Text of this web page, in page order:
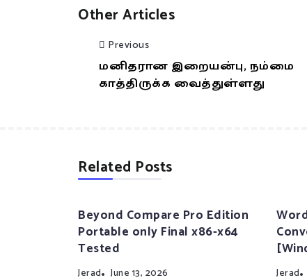
Other Articles
Previous
மனிதரான இறையன்பு, நம்மை
காத்திருக்க வைத்துள்ளது
Related Posts
Beyond Compare Pro Edition
Portable only Final x86-x64
Tested
Jerad June 13, 2026 Jerad